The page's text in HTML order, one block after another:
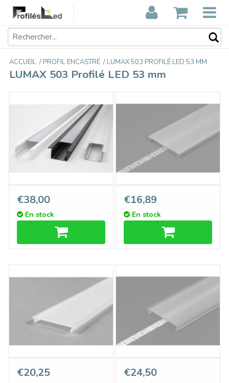
ACCUEIL / PROFIL ENCASTRÉ / LUMAX 503 PROFILÉ LED 53 MM
LUMAX 503 Profilé LED 53 mm
LUMAX503 Profilé Led
encastré 53mm 1m-2m
€38,00
En stock
Couvercle C10 Basic Blanc
Opale CliquerDessus,
longueur 1m ou 2m
€16,89
En stock
Couvercle C10 Opale
CliquerDessus, longueur 1m
€20,25
Couvercle C10 Pro Haute
Performance
€24,50